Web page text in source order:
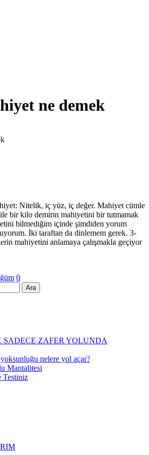
ne demek
Nitelik, iç yüz, iç değer. Mahiyet cümle
bir kilo demirin mahiyetini bir tutmamak
bilmediğim içinde şimdiden yorum
İki taraftan da dinlemem gerek. 3-
mahiyetini anlamaya çalışmakla geçiyor
0
SADECE ZAFER YOLUNDA
nelere yol açar?
Mantalitesi
Testiniz